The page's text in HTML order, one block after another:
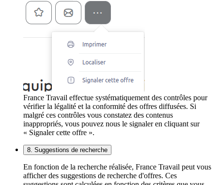
France Travail effectue systématiquement des contrôles pour
vérifier la légalité et la conformité des offres diffusées. Si
malgré ces contrôles vous constatez des contenus
inappropriés, vous pouvez nous le signaler en cliquant sur
« Signaler cette offre ».
8. Suggestions de recherche
En fonction de la recherche réalisée, France Travail peut vous
afficher des suggestions de recherche d'offres. Ces